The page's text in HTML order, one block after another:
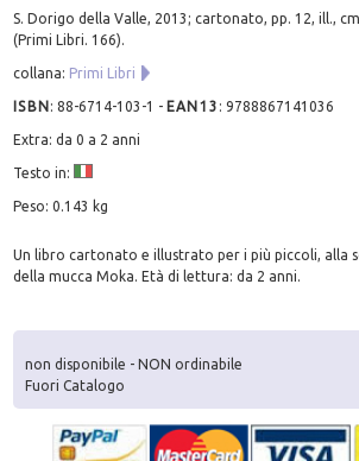
S. Dorigo della Valle, 2013; cartonato, pp. 12, ill.,
(Primi Libri. 166).
collana: Primi Libri
ISBN:88-6714-103-1 - EAN13 :9788867141036
Extra: da 0 a 2 anni
Testo in:
Peso: 0.143 kg
Un libro cartonato e illustrato per i più piccoli, alla
della mucca Moka. Età di lettura: da 2 anni.
non disponibile - NON ordinabile
Fuori Catalogo